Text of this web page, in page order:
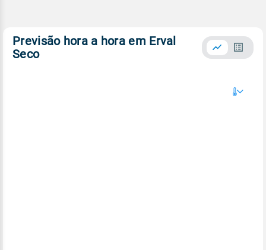
Previsão hora a hora em Erval
Seco